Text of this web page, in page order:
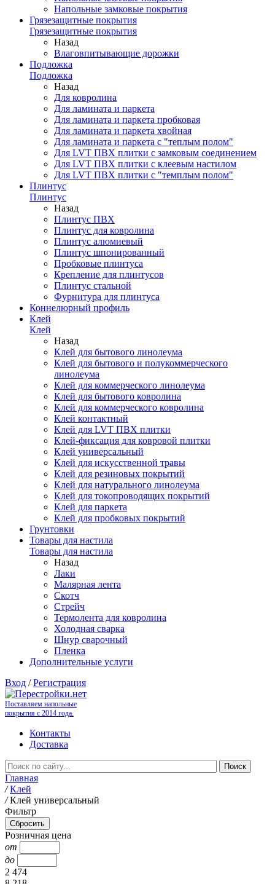
Напольные замковые покрытия
Грязезащитные покрытия
Грязезащитные покрытия
Назад
Влаговпитывающие дорожки
Подложка
Подложка
Назад
Для ковролина
Для ламината и паркета
Для ламината и паркета пробковая
Для ламината и паркета хвойная
Для ламината и паркета с "теплым полом"
Для LVT ПВХ плитки с замковым соединением
Для LVT ПВХ плитки с клеевым настилом
Для LVT ПВХ плитки с "темплым полом"
Плинтус
Плинтус
Назад
Плинтус ПВХ
Плинтус для ковролина
Плинтус алюмиевый
Плинтус шпонированный
Пробковые плинтуса
Крепление для плинтусов
Плинтус стальной
Фурнитура для плинтуса
Коннелюрный профиль
Клей
Клей
Назад
Клей для бытового линолеума
Клей для бытового и полукоммерческого
линолеума
Клей для коммерческого линолеума
Клей для бытового ковролина
Клей для коммерческого ковролина
Клей контактный
Клей для LVT ПВХ плитки
Клей-фиксация для ковровой плитки
Клей универсальный
Клей для искусственной травы
Клей для резиновых покрытий
Клей для натурального линолеума
Клей для токопроводящих покрытий
Клей для паркета
Клей для пробковых покрытий
Грунтовки
Товары для настила
Товары для настила
Назад
Лаки
Малярная лента
Скотч
Стрейч
Термолента для ковролина
Холодная сварка
Шнур сварочный
Пленка
Дополнительные услуги
Вход /Регистрация
Поставляем напольные
покрытия с 2014 года.
Контакты
Доставка
Главная
/ Клей
/ Клей универсальный
Фильтр
Розничная цена
от
до
2 474